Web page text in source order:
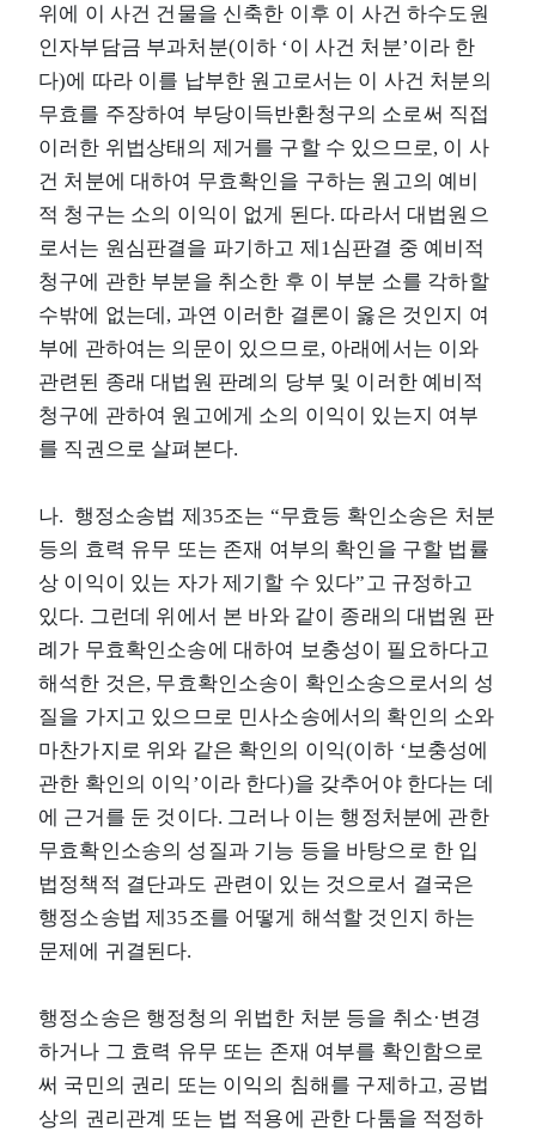
위에 이 사건 건물을 신축한 이후 이 사건 하수도원
인자부담금 부과처분(이하 ‘이 사건 처분’이라 한
다)에 따라 이를 납부한 원고로서는 이 사건 처분의
무효를 주장하여 부당이득반환청구의 소로써 직접
이러한 위법상태의 제거를 구할 수 있으므로, 이 사
건 처분에 대하여 무효확인을 구하는 원고의 예비
적 청구는 소의 이익이 없게 된다. 따라서 대법원으
로서는 원심판결을 파기하고 제1심판결 중 예비적
청구에 관한 부분을 취소한 후 이 부분 소를 각하할
수밖에 없는데, 과연 이러한 결론이 옳은 것인지 여
부에 관하여는 의문이 있으므로, 아래에서는 이와
관련된 종래 대법원 판례의 당부 및 이러한 예비적
청구에 관하여 원고에게 소의 이익이 있는지 여부
를 직권으로 살펴본다.
나. 행정소송법 제35조는 “무효등 확인소송은 처분
등의 효력 유무 또는 존재 여부의 확인을 구할 법률
상 이익이 있는 자가 제기할 수 있다”고 규정하고
있다. 그런데 위에서 본 바와 같이 종래의 대법원 판
례가 무효확인소송에 대하여 보충성이 필요하다고
해석한 것은, 무효확인소송이 확인소송으로서의 성
질을 가지고 있으므로 민사소송에서의 확인의 소와
마찬가지로 위와 같은 확인의 이익(이하 ‘보충성에
관한 확인의 이익’이라 한다)을 갖추어야 한다는 데
에 근거를 둔 것이다. 그러나 이는 행정처분에 관한
무효확인소송의 성질과 기능 등을 바탕으로 한 입
법정책적 결단과도 관련이 있는 것으로서 결국은
행정소송법 제35조를 어떻게 해석할 것인지 하는
문제에 귀결된다.
행정소송은 행정청의 위법한 처분 등을 취소·변경
하거나 그 효력 유무 또는 존재 여부를 확인함으로
써 국민의 권리 또는 이익의 침해를 구제하고, 공법
상의 권리관계 또는 법 적용에 관한 다툼을 적정하